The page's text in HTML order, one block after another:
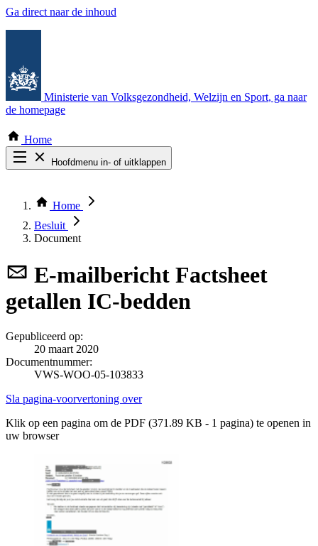
Ga direct naar de inhoud
Ministerie van Volksgezondheid, Welzijn en Sport, ga naar
de homepage
Home
Hoofdmenu in- of uitklappen
Thema COVID-19
Bekijk per bestuursorgaan
Home
Besluit
Document
E-mailbericht Factsheet
getallen IC-bedden
Gepubliceerd op:
20 maart 2020
Documentnummer:
VWS-WOO-05-103833
Sla pagina-voorvertoning over
Klik op een pagina om de PDF (371.89 KB - 1 pagina) te openen in
uw browser